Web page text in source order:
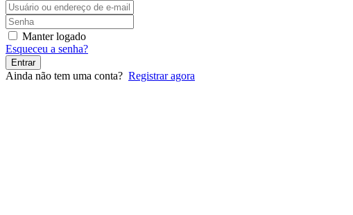
Manter logado
Esqueceu a senha?
Entrar
Ainda não tem uma conta? Registrar agora